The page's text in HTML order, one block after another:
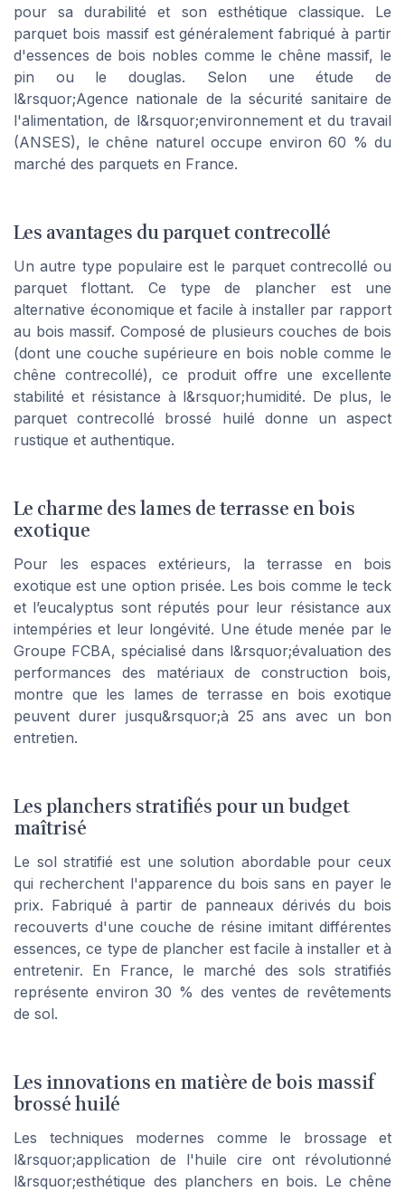
pour sa durabilité et son esthétique classique. Le
parquet bois massif est généralement fabriqué à partir
d'essences de bois nobles comme le chêne massif, le
pin ou le douglas. Selon une étude de
l&rsquor;Agence nationale de la sécurité sanitaire de
l'alimentation, de l&rsquor;environnement et du travail
(ANSES), le chêne naturel occupe environ 60 % du
marché des parquets en France.
Les avantages du parquet contrecollé
Un autre type populaire est le parquet contrecollé ou
parquet flottant. Ce type de plancher est une
alternative économique et facile à installer par rapport
au bois massif. Composé de plusieurs couches de bois
(dont une couche supérieure en bois noble comme le
chêne contrecollé), ce produit offre une excellente
stabilité et résistance à l&rsquor;humidité. De plus, le
parquet contrecollé brossé huilé donne un aspect
rustique et authentique.
Le charme des lames de terrasse en bois
exotique
Pour les espaces extérieurs, la terrasse en bois
exotique est une option prisée. Les bois comme le teck
et lʼeucalyptus sont réputés pour leur résistance aux
intempéries et leur longévité. Une étude menée par le
Groupe FCBA, spécialisé dans l&rsquor;évaluation des
performances des matériaux de construction bois,
montre que les lames de terrasse en bois exotique
peuvent durer jusqu&rsquor;à 25 ans avec un bon
entretien.
Les planchers stratifiés pour un budget
maîtrisé
Le sol stratifié est une solution abordable pour ceux
qui recherchent l'apparence du bois sans en payer le
prix. Fabriqué à partir de panneaux dérivés du bois
recouverts d'une couche de résine imitant différentes
essences, ce type de plancher est facile à installer et à
entretenir. En France, le marché des sols stratifiés
représente environ 30 % des ventes de revêtements
de sol.
Les innovations en matière de bois massif
brossé huilé
Les techniques modernes comme le brossage et
l&rsquor;application de l'huile cire ont révolutionné
l&rsquor;esthétique des planchers en bois. Le chêne